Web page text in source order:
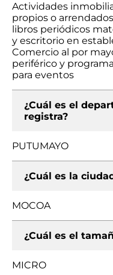
Actividades
propios o
libros periódicos
y escritorio en
Comercio al por
periférico y
para eventos
¿Cuál es el
registra?
PUTUMAYO
¿Cuál es la
MOCOA
¿Cuál es el
MICRO